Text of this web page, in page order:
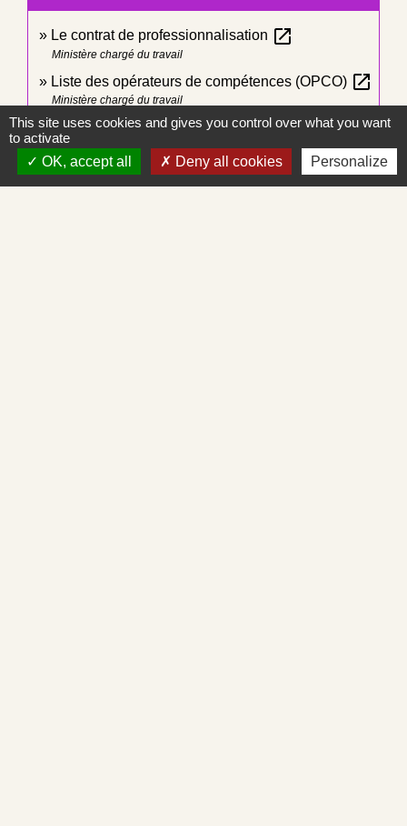
Le contrat de professionnalisation open_in_new
Ministère chargé du travail
Liste des opérateurs de compétences (OPCO) open_in_new
Ministère chargé du travail
Rechercher une formation en alternanceopen_in_new
Ministère chargé du travail
Carte d'étudiant des métiersopen_in_new
This site uses cookies and gives you control over what you want
to activate
OK, accept all
Deny all cookies Personalize